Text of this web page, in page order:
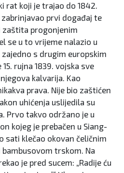
rat koji je trajao do 1842.
prvi događaj te
progonjenim
se u to vrijeme nalazio u
zajedno s drugim europskim
rujna 1839. vojska sve
kalvarija. Kao
prava. Nije bio zaštićen
uhićenja uslijedila su
Prvo takvo održano je u
kojeg je prebačen u Siang-
sati klečao okovan čeličnim
trskom. Na
je pred sucem: „Radije ću